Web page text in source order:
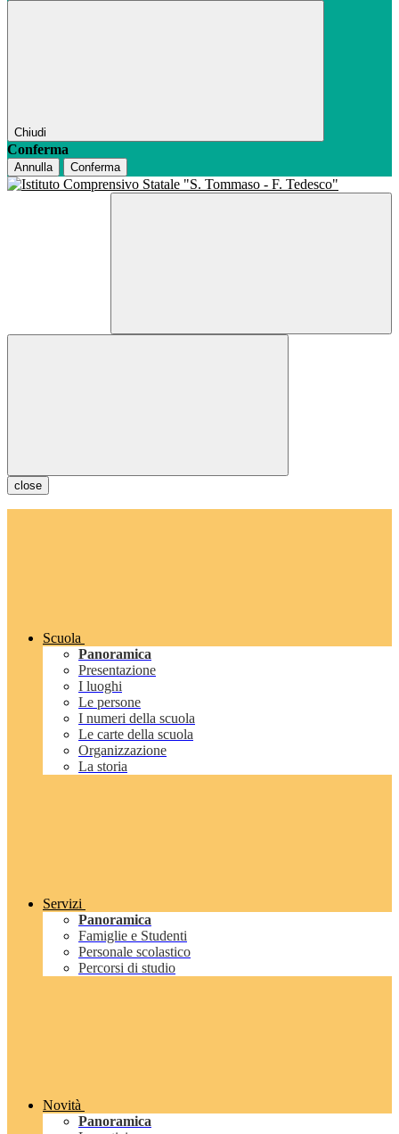
Chiudi
Conferma
Annulla Conferma
close
Scuola
Panoramica
Presentazione
I luoghi
Le persone
I numeri della scuola
Le carte della scuola
Organizzazione
La storia
Servizi
Panoramica
Famiglie e Studenti
Personale scolastico
Percorsi di studio
Novità
Panoramica